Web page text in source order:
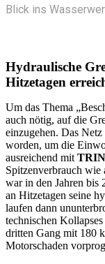
Blick ins
Hydraulische
Hitzetagen
Um das Thema
auch nötig, auf die
einzugehen. Das
worden, um die
ausreichend mit
Spitzenverbrauch wie
war in den Jahren bis
an Hitzetagen seine
laufen dann
technischen
dritten Gang mit 180
Motorschaden